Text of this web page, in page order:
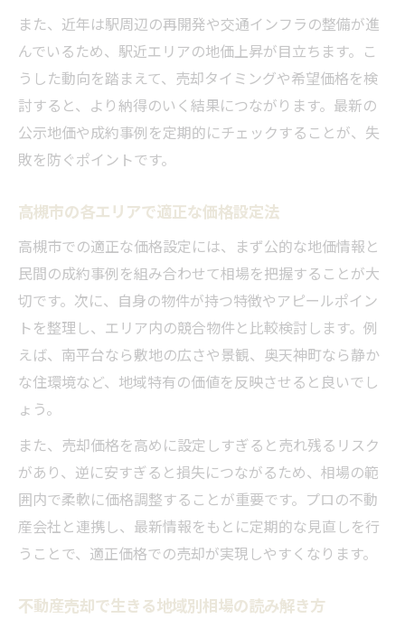
また、近年は駅周辺の再開発や交通インフラの整備が進
んでいるため、駅近エリアの地価上昇が目立ちます。こ
うした動向を踏まえて、売却タイミングや希望価格を検
討すると、より納得のいく結果につながります。最新の
公示地価や成約事例を定期的にチェックすることが、失
敗を防ぐポイントです。
高槻市の各エリアで適正な価格設定法
高槻市での適正な価格設定には、まず公的な地価情報と
民間の成約事例を組み合わせて相場を把握することが大
切です。次に、自身の物件が持つ特徴やアピールポイン
トを整理し、エリア内の競合物件と比較検討します。例
えば、南平台なら敷地の広さや景観、奥天神町なら静か
な住環境など、地域特有の価値を反映させると良いでし
ょう。
また、売却価格を高めに設定しすぎると売れ残るリスク
があり、逆に安すぎると損失につながるため、相場の範
囲内で柔軟に価格調整することが重要です。プロの不動
産会社と連携し、最新情報をもとに定期的な見直しを行
うことで、適正価格での売却が実現しやすくなります。
不動産売却で生きる地域別相場の読み解き方